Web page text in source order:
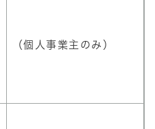
（個人事業主のみ）